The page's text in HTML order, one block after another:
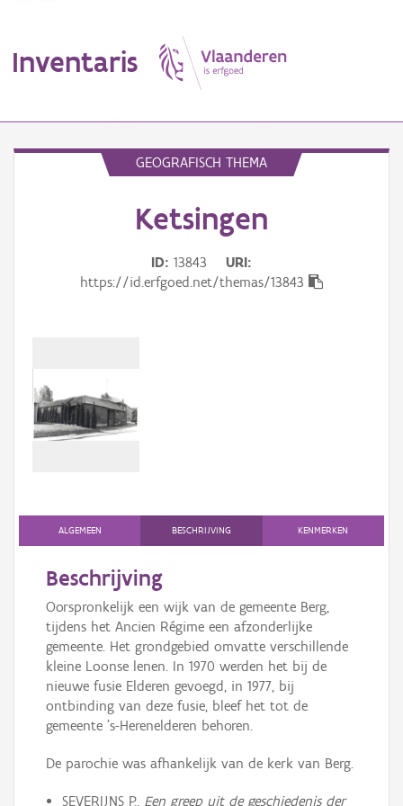
Inventaris
Persoon of collectief
Aanmelden
GEOGRAFISCH THEMA
Ketsingen
ID 13843
URI
https://id.erfgoed.net/themas/13843
ALGEMEEN BESCHRIJVING KENMERKEN
Beschrijving
Oorspronkelijk een wijk van de gemeente Berg,
tijdens het Ancien Régime een afzonderlijke
gemeente. Het grondgebied omvatte verschillende
kleine Loonse lenen. In 1970 werden het bij de
nieuwe fusie Elderen gevoegd, in 1977, bij
ontbinding van deze fusie, bleef het tot de
gemeente 's-Herenelderen behoren.
De parochie was afhankelijk van de kerk van Berg.
SEVERIJNS P.,Een greep uit de geschiedenis der